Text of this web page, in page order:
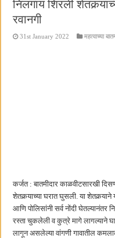
निलगाय शिरली
रवानगी
31st January 2022 महत्वाच्या
कर्जत : बातमीदार काळवीटसारखी
शेतकर्‍याच्या घरात घुसली. या शेतकर्‍याने
आणि पोलिसांनी सर्व नोंदी
रस्ता चुकलेली व कुत्रे मागे लागल्याने
लागून असलेल्या वांगणी गावातील